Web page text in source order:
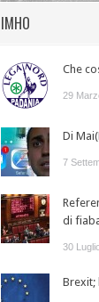
IMHO
Che
29
Di
7
di
30
Brexit;